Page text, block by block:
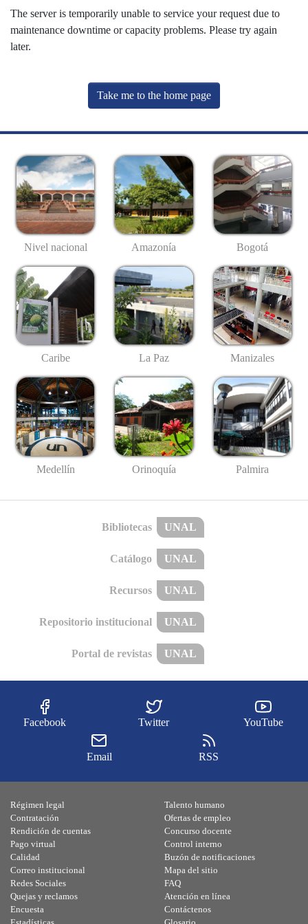
The server is temporarily unable to service your request due to
maintenance downtime or capacity problems. Please try again
later.
Take me to the home page
Nivel nacional Amazonía Bogotá
Caribe La Paz Manizales
Medellín Orinoquía Palmira
Bibliotecas UNAL
Catálogo UNAL
Recursos UNAL
Repositorio institucional UNAL
Portal de revistas UNAL
Facebook Twitter YouTube
Email RSS
Régimen legal
Contratación
Rendición de cuentas
Pago virtual
Calidad
Talento humano
Ofertas de empleo
Concurso docente
Control interno
Buzón de notificaciones
Correo institucional
Redes Sociales
Quejas y reclamos
Encuesta
Mapa del sitio
FAQ
Atención en línea
Contáctenos